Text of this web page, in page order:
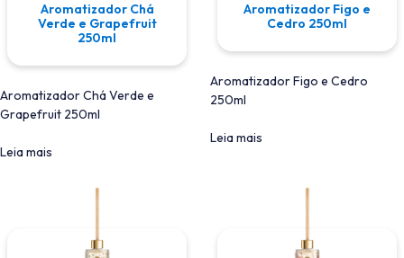
Aromatizador Chá
Verde e Grapefruit
250ml
Aromatizador Chá Verde e
Grapefruit 250ml
Leia mais
Aromatizador Figo e
Cedro 250ml
Aromatizador Figo e Cedro
250ml
Leia mais